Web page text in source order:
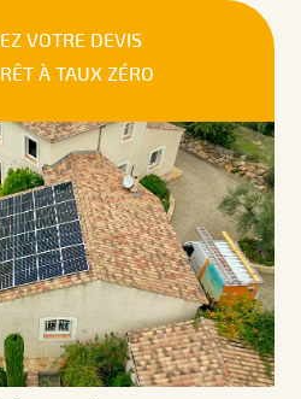
VOTRE DEVIS
À TAUX ZÉRO